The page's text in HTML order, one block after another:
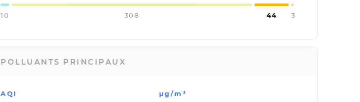
10 308 44 3
POLLUANTS PRINCIPAUX
AQI µg/m³